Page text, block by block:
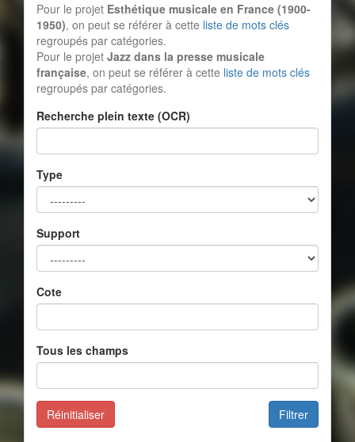
Pour le projet Esthétique musicale en France (1900-
1950), on peut se référer à cette liste de mots clés
regroupés par catégories.
Pour le projet Jazz dans la presse musicale
française, on peut se référer à cette liste de mots clés
regroupés par catégories.
Recherche plein texte (OCR)
Type
Support
Cote
Tous les champs
Filtrer
Réinitialiser